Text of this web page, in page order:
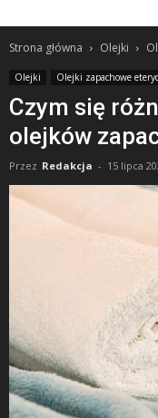
Strona główna Olejki
Olejki Olejki zapachowe
Czym się
olejków
Przez Redakcja - 15 lipca